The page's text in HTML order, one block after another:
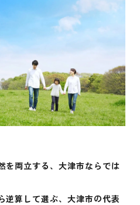
を両立する、大津市ならでは
逆算して選ぶ、大津市の代表